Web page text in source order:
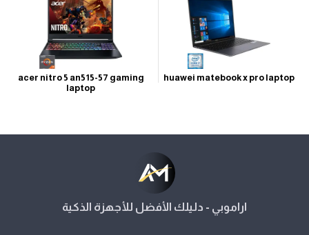
huawei matebook x pro laptop
acer nitro 5 an515-57 gaming
laptop
اراموبي - دليلك الأفضل للأجهزة الذكية